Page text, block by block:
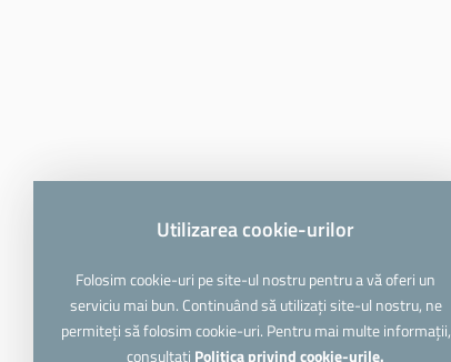
Utilizarea cookie-urilor
Folosim cookie-uri pe site-ul nostru pentru a vă oferi un
serviciu mai bun. Continuând să utilizați site-ul nostru, ne
permiteți să folosim cookie-uri. Pentru mai multe informații,
consultați Politica privind cookie-urile.